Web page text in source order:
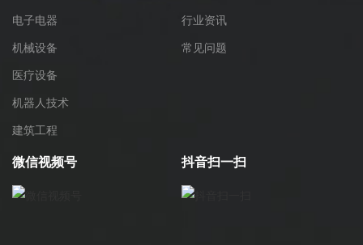
电子电器
机械设备
医疗设备
机器人技术
建筑工程
行业资讯
常见问题
微信视频号 抖音扫一扫